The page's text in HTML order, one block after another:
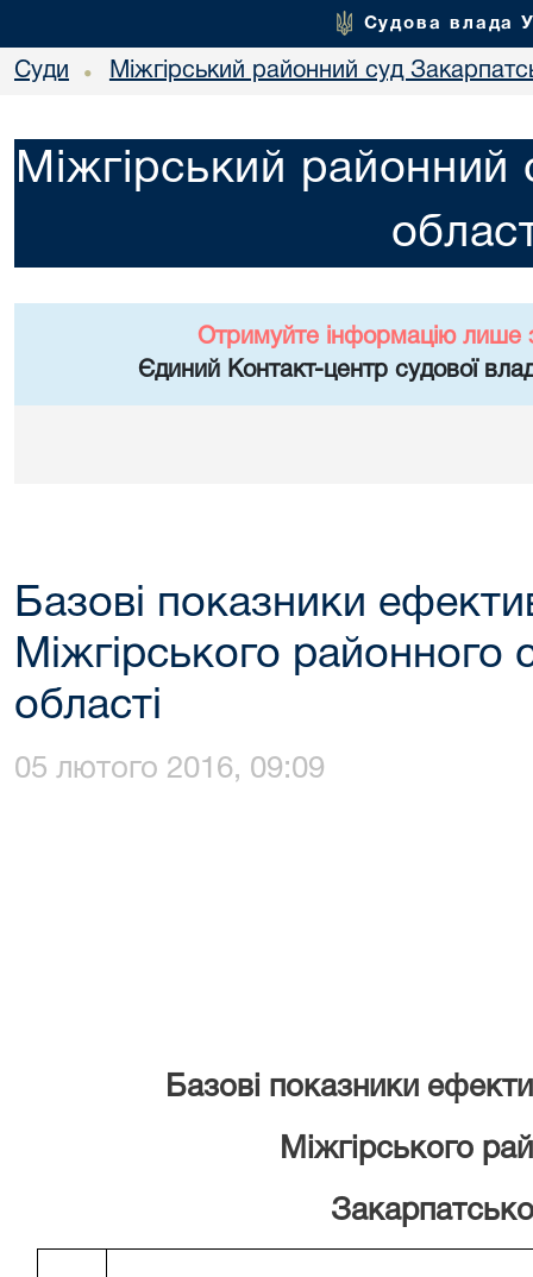
Судова влада
Суди • Міжгірський районний суд
Міжгірський районний
Отримуйте інформацію лише
Єдиний Контакт-центр судової
Базові показники
Міжгірського районного
області
05 лютого 2016, 09:09
Базові показники
Міжгірського